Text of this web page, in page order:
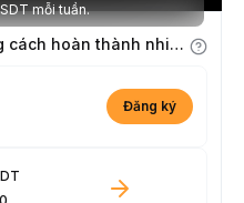
sẻ 2.500 USDT mỗi tuần.
Kiếm Điểm kinh nghiệm bằng cách hoàn thành nhiệm vụ
Đăng ký